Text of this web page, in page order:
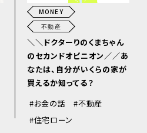
MONEY
不動産
＼＼ドクターりのくまちゃん
のセカンドオピニオン／／あ
なたは、自分がいくらの家が
買えるか知ってる？
お金の話
不動産
住宅ローン